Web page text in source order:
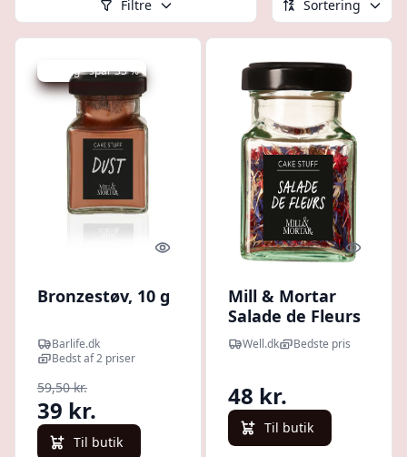
Filtre Sortering
Udsalg - spar 33 %
Quick look
Bronzestøv, 10 g
Barlife.dk
Bedst af 2 priser
59,50 kr.
39 kr.
Til butik
Quick
Mill & Mortar
Salade de Fleurs
Ø (2 g)
Well.dk Bedste pris
48 kr.
Til butik